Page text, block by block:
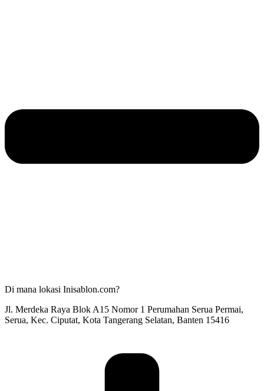
Di mana lokasi Inisablon.com?
Jl. Merdeka Raya Blok A15 Nomor 1 Perumahan Serua Permai,
Serua, Kec. Ciputat, Kota Tangerang Selatan, Banten 15416